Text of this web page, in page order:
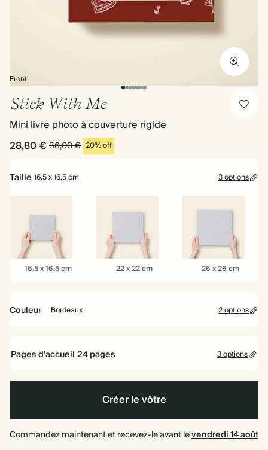
Front
Stick With Me
Mini livre photo à couverture rigide
28,80 € 36,00 € 20% off
Taille 16,5 x 16,5 cm 3 options
16,516,5 x 16,5 cm 22 22 x 22 cm 26 26 x 26 cm
Couleur Bordeaux 2 options
Pages d'accueil 24pages 3 options
24 pages
80 pages
Créer le vôtre
Commandez maintenant et recevez-le avant levendredi 14 août